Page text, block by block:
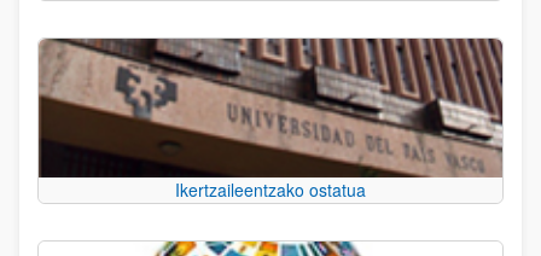
Ikertzaileentzako ostatua